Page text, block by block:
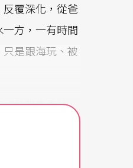
覆深化，從爸
方，一有時間
是跟海玩、被
乾脆隻身前
，睡到下午再
就直接招計程